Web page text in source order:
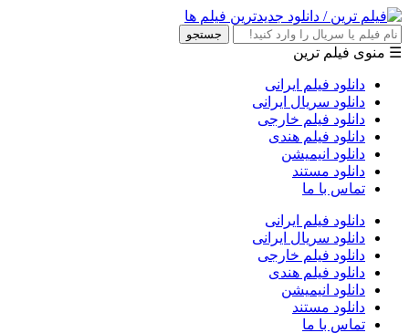
جستجو
☰ منوی فیلم ترین
دانلود فیلم ایرانی
دانلود سریال ایرانی
دانلود فیلم خارجی
دانلود فیلم هندی
دانلود انیمیشن
دانلود مستند
تماس با ما
دانلود فیلم ایرانی
دانلود سریال ایرانی
دانلود فیلم خارجی
دانلود فیلم هندی
دانلود انیمیشن
دانلود مستند
تماس با ما